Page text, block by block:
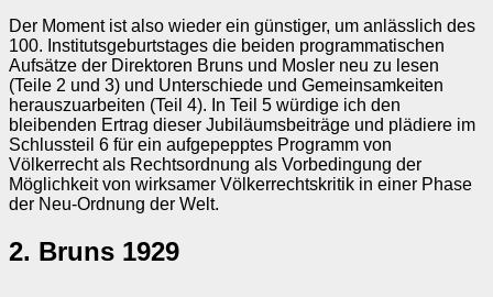
Der Moment ist also wieder ein günstiger, um anlässlich des
100. Institutsgeburtstages die beiden programmatischen
Aufsätze der Direktoren Bruns und Mosler neu zu lesen
(Teile 2 und 3) und Unterschiede und Gemeinsamkeiten
herauszuarbeiten (Teil 4). In Teil 5 würdige ich den
bleibenden Ertrag dieser Jubiläumsbeiträge und plädiere im
Schlussteil 6 für ein aufgepepptes Programm von
Völkerrecht als Rechtsordnung als Vorbedingung der
Möglichkeit von wirksamer Völkerrechtskritik in einer Phase
der Neu-Ordnung der Welt.
2. Bruns 1929